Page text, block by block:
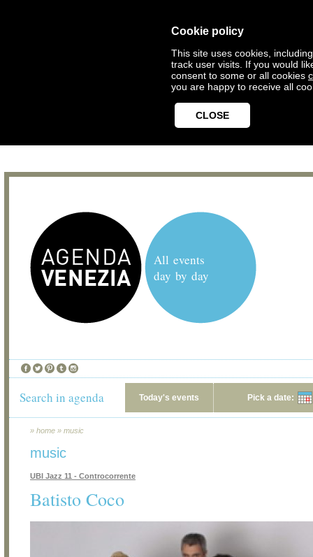
Cookie policy
This site uses cookies,
track user visits. If you would
consent to some or all cookies
you are happy to receive all
CLOSE
All events
day by day
Search in agenda Today's events Pick a date:
» home » music
music
UBI Jazz 11 - Controcorrente
Batisto Coco